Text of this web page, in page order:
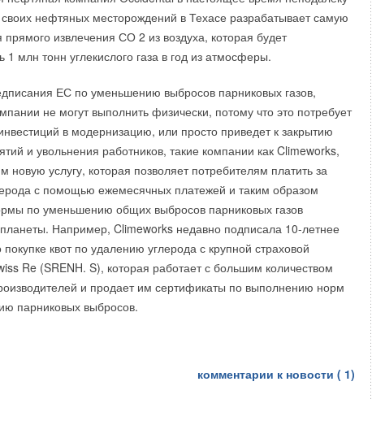
нефтяных месторождений в Техасе разрабатывает самую
прямого извлечения СО 2 из воздуха, которая будет
1 млн тонн углекислого газа в год из атмосферы.
ЕС по уменьшению выбросов парниковых газов,
не могут выполнить физически, потому что это потребует
в модернизацию, или просто приведет к закрытию
и увольнения работников, такие компании как Climeworks,
новую услугу, которая позволяет потребителям платить за
с помощью ежемесячных платежей и таким образом
по уменьшению общих выбросов парниковых газов
Например, Climeworks недавно подписала 10-летнее
квот по удалению углерода с крупной страховой
Re (SRENH. S), которая работает с большим количеством
и продает им сертификаты по выполнению норм
парниковых выбросов.
комментарии к новости ( 1)
будут снижаться
», — заявили эксперты, отметив, что
или местные стимулы будут несколько
и дальше, чтобы стимулировать спрос на тепловые насосы
на монтаж или перестройку систем. Конечно, стоимость
насосами станет существенно меньше, когда проекты по
будут сразу ориентироваться только на единую систему
на базе теплового насоса.
комментарии к новости (
Уведомления отключены
Комментарий полезен?
ДА НЕТ